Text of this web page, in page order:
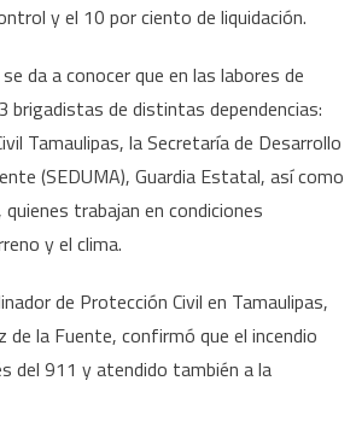
y el 10 por ciento de liquidación.
da a conocer que en las labores de
brigadistas de distintas dependencias:
Tamaulipas, la Secretaría de Desarrollo
(SEDUMA), Guardia Estatal, así como
trabajan en condiciones
y el clima.
de Protección Civil en Tamaulipas,
de la Fuente, confirmó que el incendio
del 911 y atendido también a la